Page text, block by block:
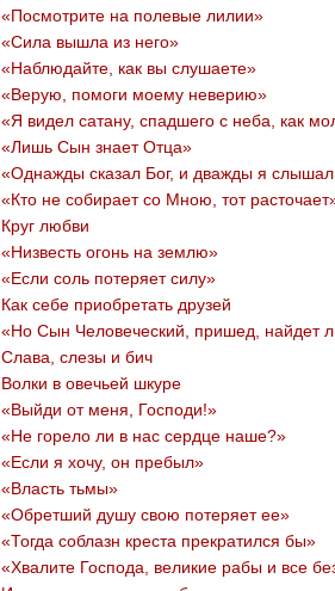
«Посмотрите на полевые лилии»
«Сила вышла из него»
«Наблюдайте, как вы слушаете»
«Верую, помоги моему неверию»
«Я видел сатану, спадшего с неба, как
«Лишь Сын знает Отца»
«Однажды сказал Бог, и дважды я слышал
«Кто не собирает со Мною, тот
Круг любви
«Низвесть огонь на землю»
«Если соль потеряет силу»
Как себе приобретать друзей
«Но Сын Человеческий, пришед, найдет
Слава, слезы и бич
Волки в овечьей шкуре
«Выйди от меня, Господи!»
«Не горело ли в нас сердце наше?»
«Если я хочу, он пребыл»
«Власть тьмы»
«Обретший душу свою потеряет ее»
«Тогда соблазн креста прекратился бы»
«Хвалите Господа, великие рабы и все